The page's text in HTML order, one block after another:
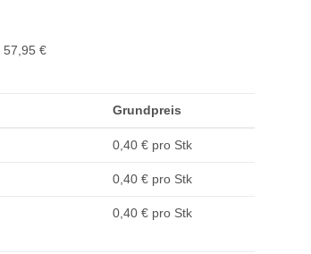
57,95 €
Grundpreis
0,40 € pro Stk
0,40 € pro Stk
0,40 € pro Stk